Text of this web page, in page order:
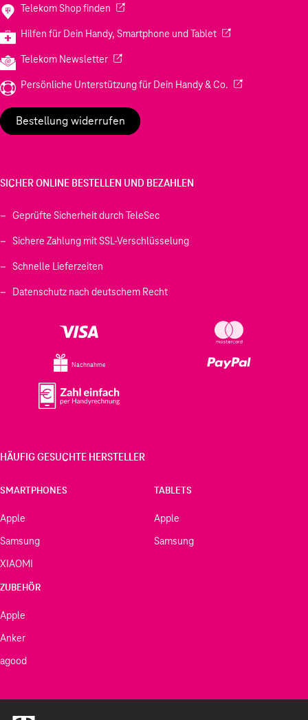
Telekom Shop finden (Wird in einem neuen Tab geöffnet)
Hilfen für Dein Handy, Smartphone und Tablet(Wird in einem
Telekom Newsletter(Wird in einem neuen Tab geöffnet)
Persönliche Unterstützung für Dein Handy & Co. (Wird in einem
Bestellung widerrufen
SICHER ONLINE BESTELLEN UND BEZAHLEN
Geprüfte Sicherheit durch TeleSec
Sichere Zahlung mit SSL-Verschlüsselung
Schnelle Lieferzeiten
Datenschutz nach deutschem Recht
Nachnahme
HÄUFIG GESUCHTE HERSTELLER
SMARTPHONES
Apple
Samsung
XIAOMI
TABLETS
Apple
Samsung
ZUBEHÖR
Apple
Anker
agood